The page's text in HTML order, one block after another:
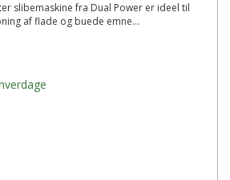
slibemaskine fra Dual Power er ideel til
af flade og buede emne...